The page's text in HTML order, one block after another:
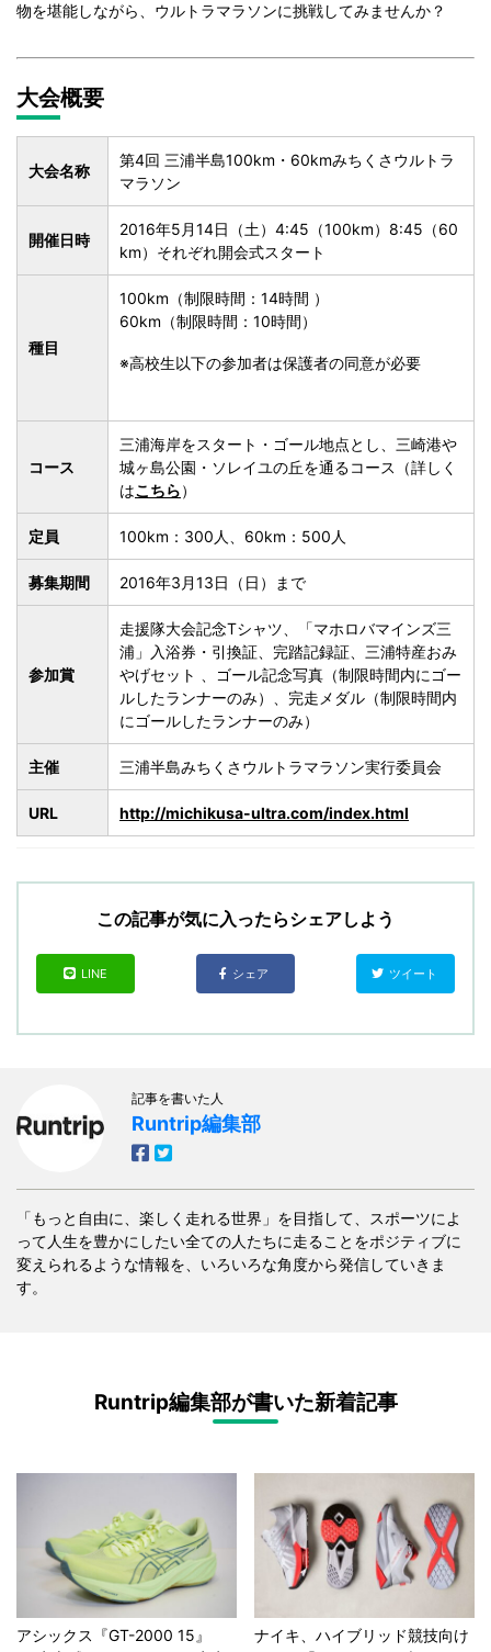
物を堪能しながら、ウルトラマラソンに挑戦してみませんか？
大会概要
大会名称
第4回 三浦半島100km・60kmみちくさウルトラ
マラソン
開催日時
2016年5月14日（土）4:45（100km）8:45（60
km）それぞれ開会式スタート
種目
100km（制限時間：14時間 ）
60km（制限時間：10時間）
※高校生以下の参加者は保護者の同意が必要
コース
三浦海岸をスタート・ゴール地点とし、三崎港や
城ヶ島公園・ソレイユの丘を通るコース（詳しく
はこちら）
定員 100km：300人、60km：500人
募集期間 2016年3月13日（日）まで
参加賞
走援隊大会記念Tシャツ、「マホロバマインズ三
浦」入浴券・引換証、完踏記録証、三浦特産おみ
やげセット 、ゴール記念写真（制限時間内にゴー
ルしたランナーのみ）、完走メダル（制限時間内
にゴールしたランナーのみ）
主催 三浦半島みちくさウルトラマラソン実行委員会
URL http://michikusa-ultra.com/index.html
この記事が気に入ったらシェアしよう
LINE シェア ツイート
記事を書いた人
Runtrip編集部
「もっと自由に、楽しく走れる世界」を目指して、スポーツによ
って人生を豊かにしたい全ての人たちに走ることをポジティブに
変えられるような情報を、いろいろな角度から発信していきま
す。
Runtrip編集部が書いた新着記事
アシックス『GT-2000 15』
ナイキ、ハイブリッド競技向け